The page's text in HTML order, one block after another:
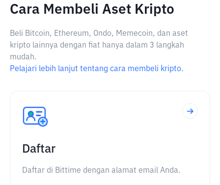
Cara Membeli Aset Kripto
Beli Bitcoin, Ethereum, Ondo, Memecoin, dan aset
kripto lainnya dengan fiat hanya dalam 3 langkah
mudah.
Pelajari lebih lanjut tentang cara membeli kripto.
Daftar
Daftar di Bittime dengan alamat email Anda.